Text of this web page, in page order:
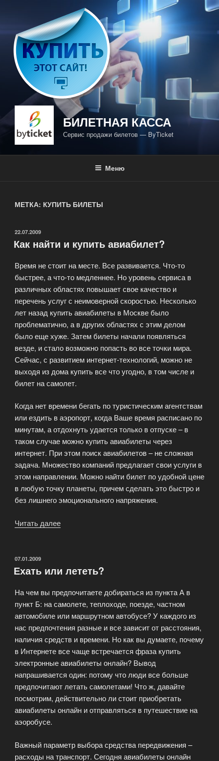
содержимому
БИЛЕТНАЯ КАССА
Сервис продажи билетов — ByTicket
Меню
МЕТКА: КУПИТЬ БИЛЕТЫ
ОПУБЛИКОВАНО
22.07.2009
Как найти и купить авиабилет?
Время не стоит на месте. Все развивается. Что-то
быстрее, а что-то медленнее. Но уровень сервиса в
различных областях повышает свое качество и
перечень услуг с неимоверной скоростью. Несколько
лет назад купить авиабилеты в Москве было
проблематично, а в других областях с этим делом
было еще хуже. Затем билеты начали появляться
везде, и стало возможно попасть во все точки мира.
Сейчас, с развитием интернет-технологий, можно не
выходя из дома купить все что угодно, в том числе и
билет на самолет.
Когда нет времени бегать по туристическим агентствам
или ездить в аэропорт, когда Ваше время расписано по
минутам, а отдохнуть удается только в отпуске – в
таком случае можно купить авиабилеты через
интернет. При этом поиск авиабилетов – не сложная
задача. Множество компаний предлагает свои услуги в
этом направлении. Можно найти билет по удобной цене
в любую точку планеты, причем сделать это быстро и
без лишнего эмоционального напряжения.
Читать далее
авиабилет?»
ОПУБЛИКОВАНО
07.01.2009
Ехать или лететь?
На чем вы предпочитаете добираться из пункта А в
пункт Б: на самолете, теплоходе, поезде, частном
автомобиле или маршрутном автобусе? У каждого из
нас предпочтения разные и все зависит от расстояния,
наличия средств и времени. Но как вы думаете, почему
в Интернете все чаще встречается фраза купить
электронные авиабилеты онлайн? Вывод
напрашивается один: потому что люди все больше
предпочитают летать самолетами! Что ж, давайте
посмотрим, действительно ли стоит приобретать
авиабилеты онлайн и отправляться в путешествие на
аэоробусе.
Важный параметр выбора средства передвижения –
расходы на транспорт. Сегодня авиабилеты онлайн